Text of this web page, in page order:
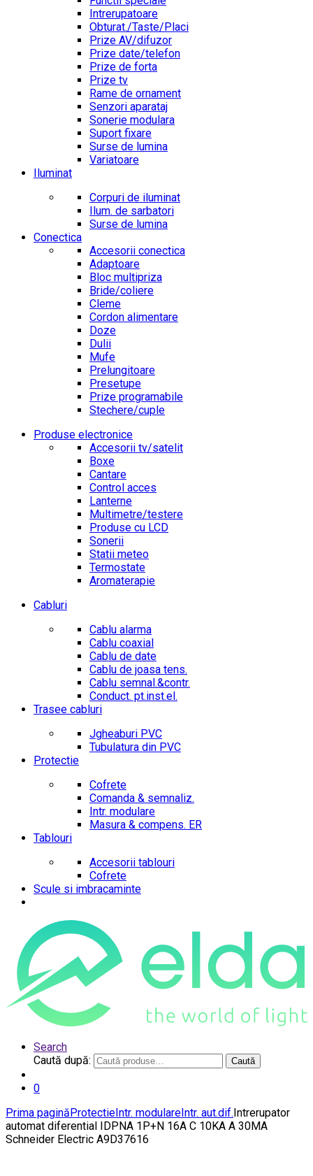
Intrerupatoare
Obturat./Taste/Placi
Prize AV/difuzor
Prize date/telefon
Prize de forta
Prize tv
Rame de ornament
Senzori aparataj
Sonerie modulara
Suport fixare
Surse de lumina
Variatoare
Iluminat
Corpuri de iluminat
Ilum. de sarbatori
Surse de lumina
Conectica
Accesorii conectica
Adaptoare
Bloc multipriza
Bride/coliere
Cleme
Cordon alimentare
Doze
Dulii
Mufe
Prelungitoare
Presetupe
Prize programabile
Stechere/cuple
Produse electronice
Accesorii tv/satelit
Boxe
Cantare
Control acces
Lanterne
Multimetre/testere
Produse cu LCD
Sonerii
Statii meteo
Termostate
Aromaterapie
Cabluri
Cablu alarma
Cablu coaxial
Cablu de date
Cablu de joasa tens.
Cablu semnal.&contr.
Conduct. pt.inst.el.
Trasee cabluri
Jgheaburi PVC
Tubulatura din PVC
Protectie
Cofrete
Comanda & semnaliz.
Intr. modulare
Masura & compens. ER
Tablouri
Accesorii tablouri
Cofrete
Scule si imbracaminte
Search
Caută după:
Caută
0
Prima paginăProtectieIntr. modulareIntr. aut.dif.Intrerupator
automat diferential IDPNA 1P+N 16A C 10KA A 30MA
Schneider Electric A9D37616